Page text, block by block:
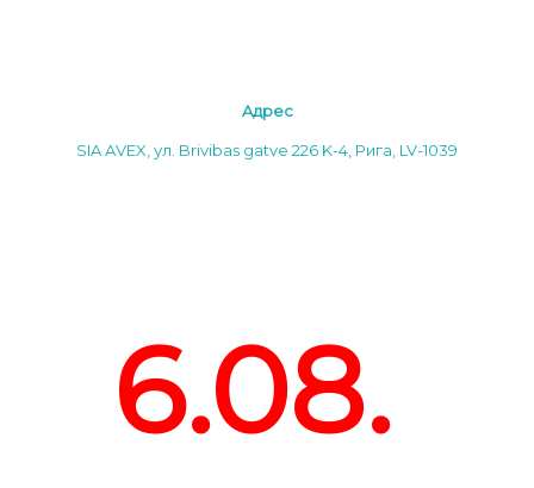
Aдреc
SIA AVEX, ул. Brivibas gatve 226 K-4, Рига, LV-1039
6.08.